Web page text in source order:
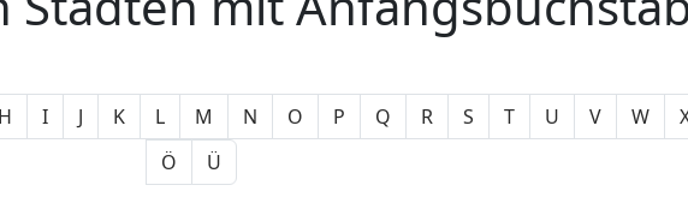
H I J K L M N O P Q R S T U V W
Ö
Ü